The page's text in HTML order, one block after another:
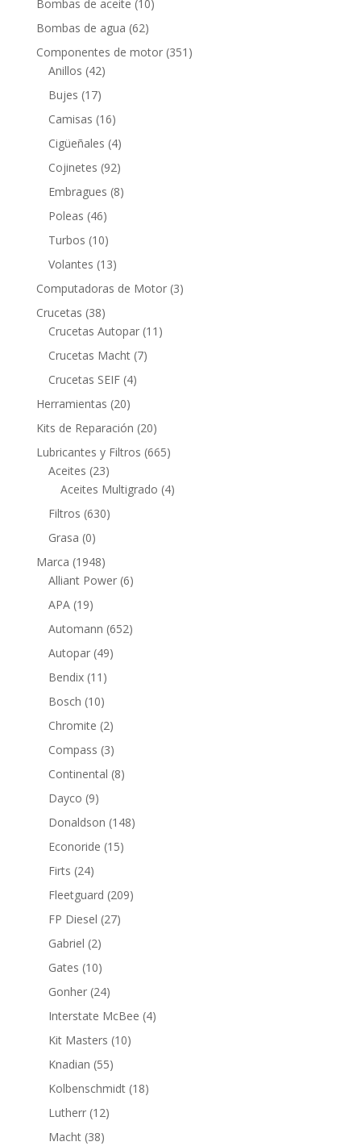
Bombas de aceite 10
Bombas de agua 6262
productos
Componentes de motor 351 351
Anillos 4242
Bujes 1717
productos
Camisas 1616
productos
Cigüeñales 44
productos
Cojinetes 9292
productos
Embragues 88
Poleas 4646
productos
Turbos 1010
productos
Volantes 1313
productos
Computadoras de Motor 33
Crucetas 3838
productos
Crucetas Autopar 11 11
Crucetas Macht 77
Crucetas SEIF 44
Herramientas 2020
productos
Kits de Reparación 2020
productos
Lubricantes y Filtros 665665
Aceites 2323
productos
Aceites Multigrado 44
Filtros 630630
Grasa 00
productos
Marca 19481948
productos
Alliant Power 66
APA 1919
productos
Automann 652652
Autopar 4949
Bendix 11 11
productos
Bosch 1010
productos
Chromite 22
productos
Compass 33
productos
Continental 88
Dayco 99
productos
Donaldson 148148
Econoride 1515
Firts 2424
productos
Fleetguard 209209
FP Diesel 2727
Gabriel 22
productos
Gates 1010
productos
Gonher 2424
productos
Interstate McBee 44
Kit Masters 1010
Knadian 5555
productos
Kolbenschmidt 1818
Lutherr 1212
Macht 3838